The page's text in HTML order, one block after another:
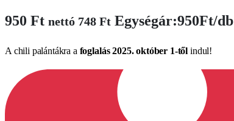
950 Ft nettó 748 Ft Egységár:950Ft/db
A chili palántákra a foglalás 2025. október 1-től indul!